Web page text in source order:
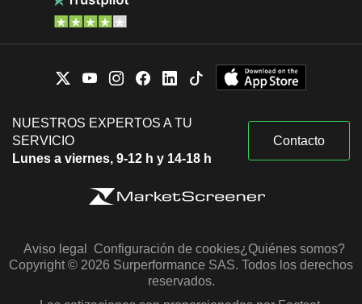
NUESTROS EXPERTOS A TU
SERVICIO
Lunes a viernes, 9-12 h y 14-18 h
Contacto
Aviso legal Configuración de cookies¿Quiénes somos?
Copyright © 2026 Surperformance SAS. Todos los derechos
reservados.